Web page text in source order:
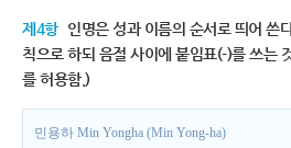
제4항 인명은 성과 이름의 순서로 띄어 쓴
칙으로 하되 음절 사이에 붙임표(-)를 쓰는
를 허용함.)
민용하 Min Yongha (Min Yong-ha)